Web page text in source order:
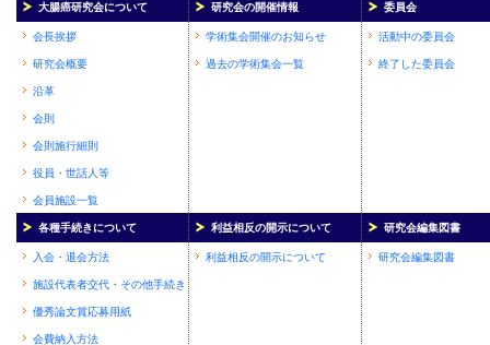
大腸癌研究会について 研究会の開催情報 委員会
会長挨拶
研究会概要
沿革
会則
会則施行細則
役員・世話人等
会員施設一覧
学術集会開催のお知らせ
過去の学術集会一覧
活動中の委員会
終了した委員会
各種手続きについて 利益相反の開示について 研究会編集図書
入会・退会方法
施設代表者交代・その他手続き
優秀論文賞応募用紙
会費納入方法
利益相反の開示について 研究会編集図書